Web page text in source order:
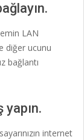
LAN
diğer ucunu
bağlantı
internet